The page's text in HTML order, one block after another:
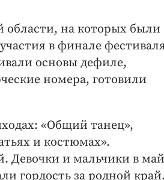
области, на которых были
в финале
основы дефиле,
номера, готовили
«Общий танец»,
и костюмах».
Девочки и мальчики в
гордость за родной край.